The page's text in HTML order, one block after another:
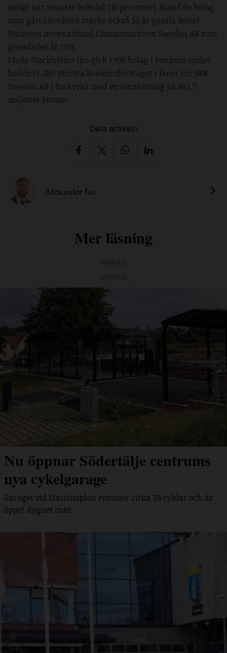
enligt sitt senaste bokslut (16 personer). Bland de bolag
som gått i konkurs märks också 35 år gamla Better
Business international Communication Sweden AB som
grundades år 1991.
I hela Stockholms län gick 1 936 bolag i konkurs under
halvåret. Det största konkursföretaget i länet var SBK
Sweden AB i Botkyrka med en omsättning på 862,7
miljoner kronor.
Dela artikeln
Alexander Isa
Mer läsning
Nu öppnar Södertälje centrums
nya cykelgarage
Garaget vid Stationsplan rymmer cirka 75 cyklar och är
öppet dygnet runt.